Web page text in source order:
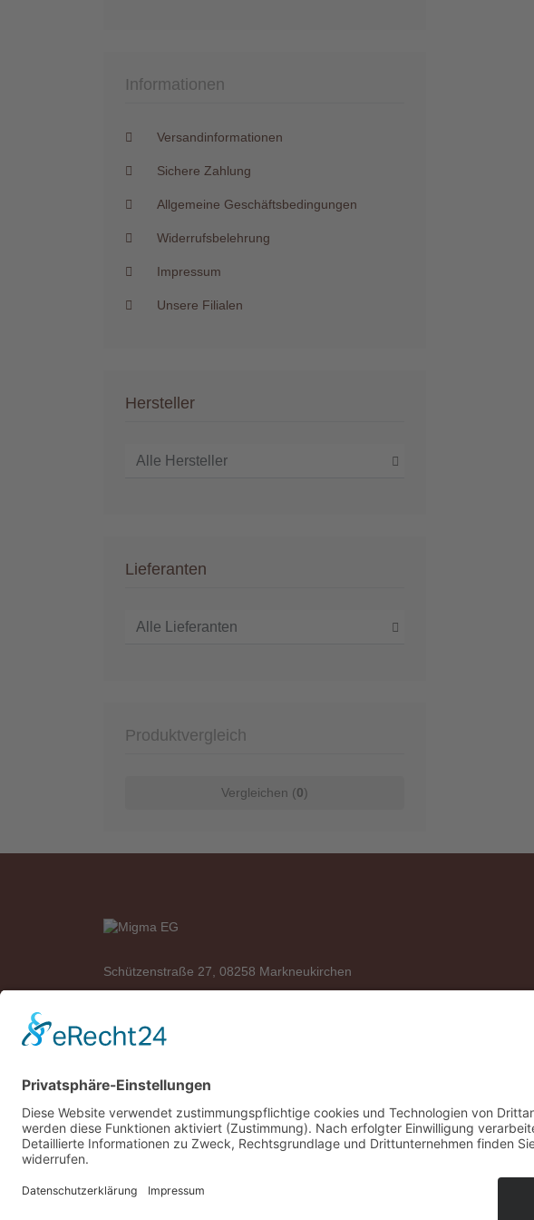
Informationen
Versandinformationen
Sichere Zahlung
Allgemeine Geschäftsbedingungen
Widerrufsbelehrung
Impressum
Unsere Filialen
Hersteller
Lieferanten
Produktvergleich
Vergleichen (0)
Schützenstraße 27, 08258 Markneukirchen
E-Mail:info@migma-eg.de